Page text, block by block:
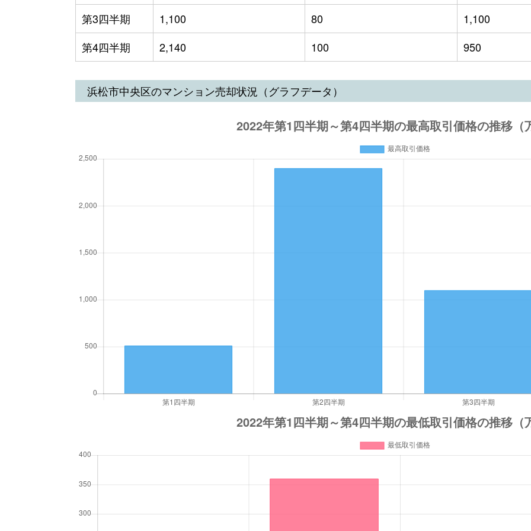
第3四半期 1,100 80
1,100
第4四半期
2,140 100 950
浜松市中央区のマンション売却状況（グラフデータ）